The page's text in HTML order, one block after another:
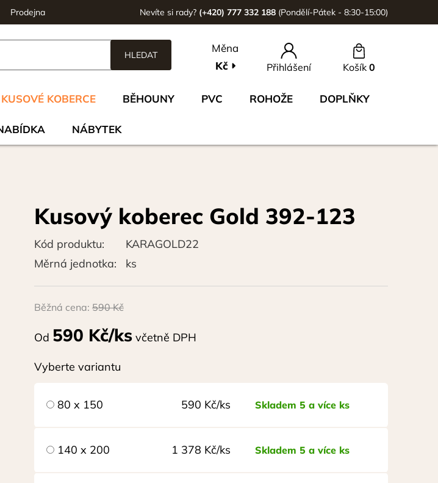
Prodejna Nevíte si rady? (+420) 777 332 188 (Pondělí-Pátek - 8:30-15:00)
Košík 0
Přihlášení
Měna
Kč
HLEDAT
KUSOVÉ KOBERCE BĚHOUNY PVC ROHOŽE DOPLŇKY
NÁBYTEK
Kusový koberec Gold 392-123
Kód produktu:
KARAGOLD22
Měrná jednotka:
ks
Běžná cena: 590 Kč
Od 590 Kč/ks včetně DPH
Vyberte variantu
80 x 150 590 Kč/ks Skladem 5 a více ks
140 x 200 1 378 Kč/ks Skladem 5 a více ks